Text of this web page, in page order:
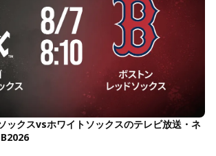
ックスvsホワイトソックスのテレビ放送・ネ